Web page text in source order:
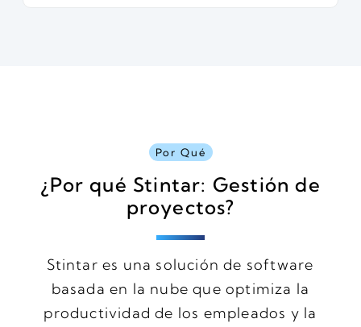
Por Qué
¿Por qué Stintar: Gestión de
proyectos?
Stintar es una solución de software
basada en la nube que optimiza la
productividad de los empleados y la